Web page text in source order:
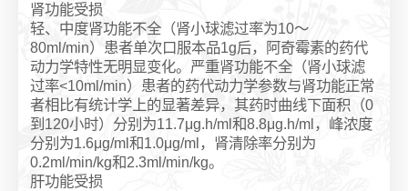
肾功能受损
轻、中度肾功能不全（肾小球滤过率为10～
80ml/min）患者单次口服本品1g后，阿奇霉素的药代
动力学特性无明显变化。严重肾功能不全（肾小球滤
过率<10ml/min）患者的药代动力学参数与肾功能正常
者相比有统计学上的显著差异，其药时曲线下面积（0
到120小时）分别为11.7μg.h/ml和8.8μg.h/ml，峰浓度
分别为1.6μg/ml和1.0μg/ml，肾清除率分别为
0.2ml/min/kg和2.3ml/min/kg。
肝功能受损